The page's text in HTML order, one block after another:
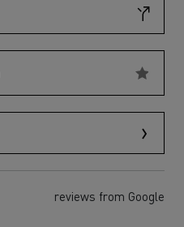
reviews from Google